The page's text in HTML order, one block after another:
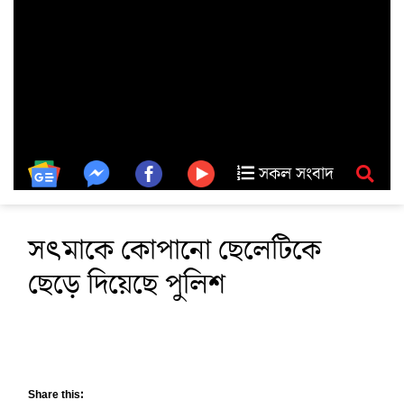
সকল সংবাদ
সৎমাকে কোপানো ছেলেটিকে
ছেড়ে দিয়েছে পুলিশ
Share this: